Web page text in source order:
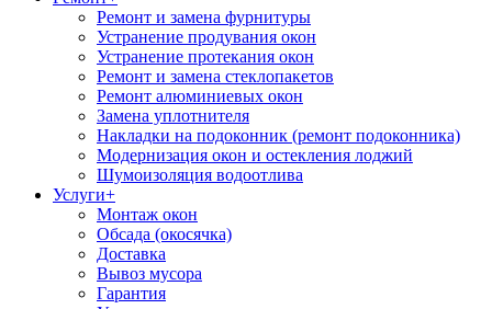
Ремонт и замена фурнитуры
Устранение продувания окон
Устранение протекания окон
Ремонт и замена стеклопакетов
Ремонт алюминиевых окон
Замена уплотнителя
Накладки на подоконник (ремонт подоконника)
Модернизация окон и остекления лоджий
Шумоизоляция водоотлива
Услуги+
Монтаж окон
Обсада (окосячка)
Доставка
Вывоз мусора
Гарантия